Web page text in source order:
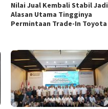
Nilai Jual Kembali Stabil Jadi
Alasan Utama Tingginya
Permintaan Trade-In Toyota